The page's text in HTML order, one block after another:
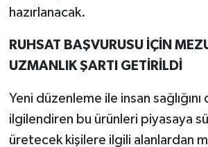
hazırlanacak.
RUHSAT BAŞVURUSU İÇİN
UZMANLIK ŞARTI GETİRİLDİ
Yeni düzenleme ile insan
ilgilendiren bu ürünleri piyasaya
üretecek kişilere ilgili alanlardan